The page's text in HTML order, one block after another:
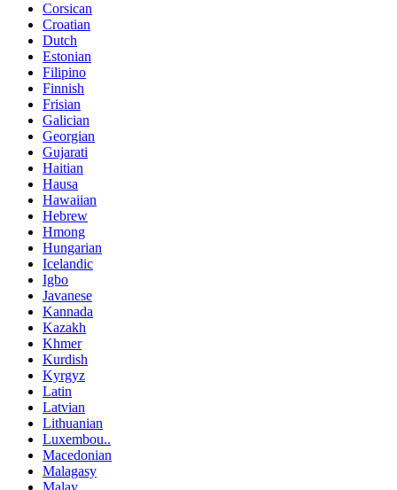
Corsican
Croatian
Dutch
Estonian
Filipino
Finnish
Frisian
Galician
Georgian
Gujarati
Haitian
Hausa
Hawaiian
Hebrew
Hmong
Hungarian
Icelandic
Igbo
Javanese
Kannada
Kazakh
Khmer
Kurdish
Kyrgyz
Latin
Latvian
Lithuanian
Luxembou..
Macedonian
Malagasy
Malay